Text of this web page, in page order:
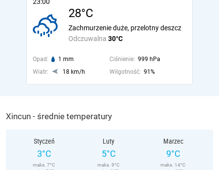
28°C
Odczuwalna 30°C
Zachmurzenie duże, przelotny deszcz
Opad: 1 mm Ciśnienie: 999 hPa
Wiatr:
18 km/h Wilgotność: 91%
Xincun - średnie temperatury
Styczeń
3°C
maks. 7°C
Luty
5°C
maks. 9°C
Marzec
9°C
maks. 14°C